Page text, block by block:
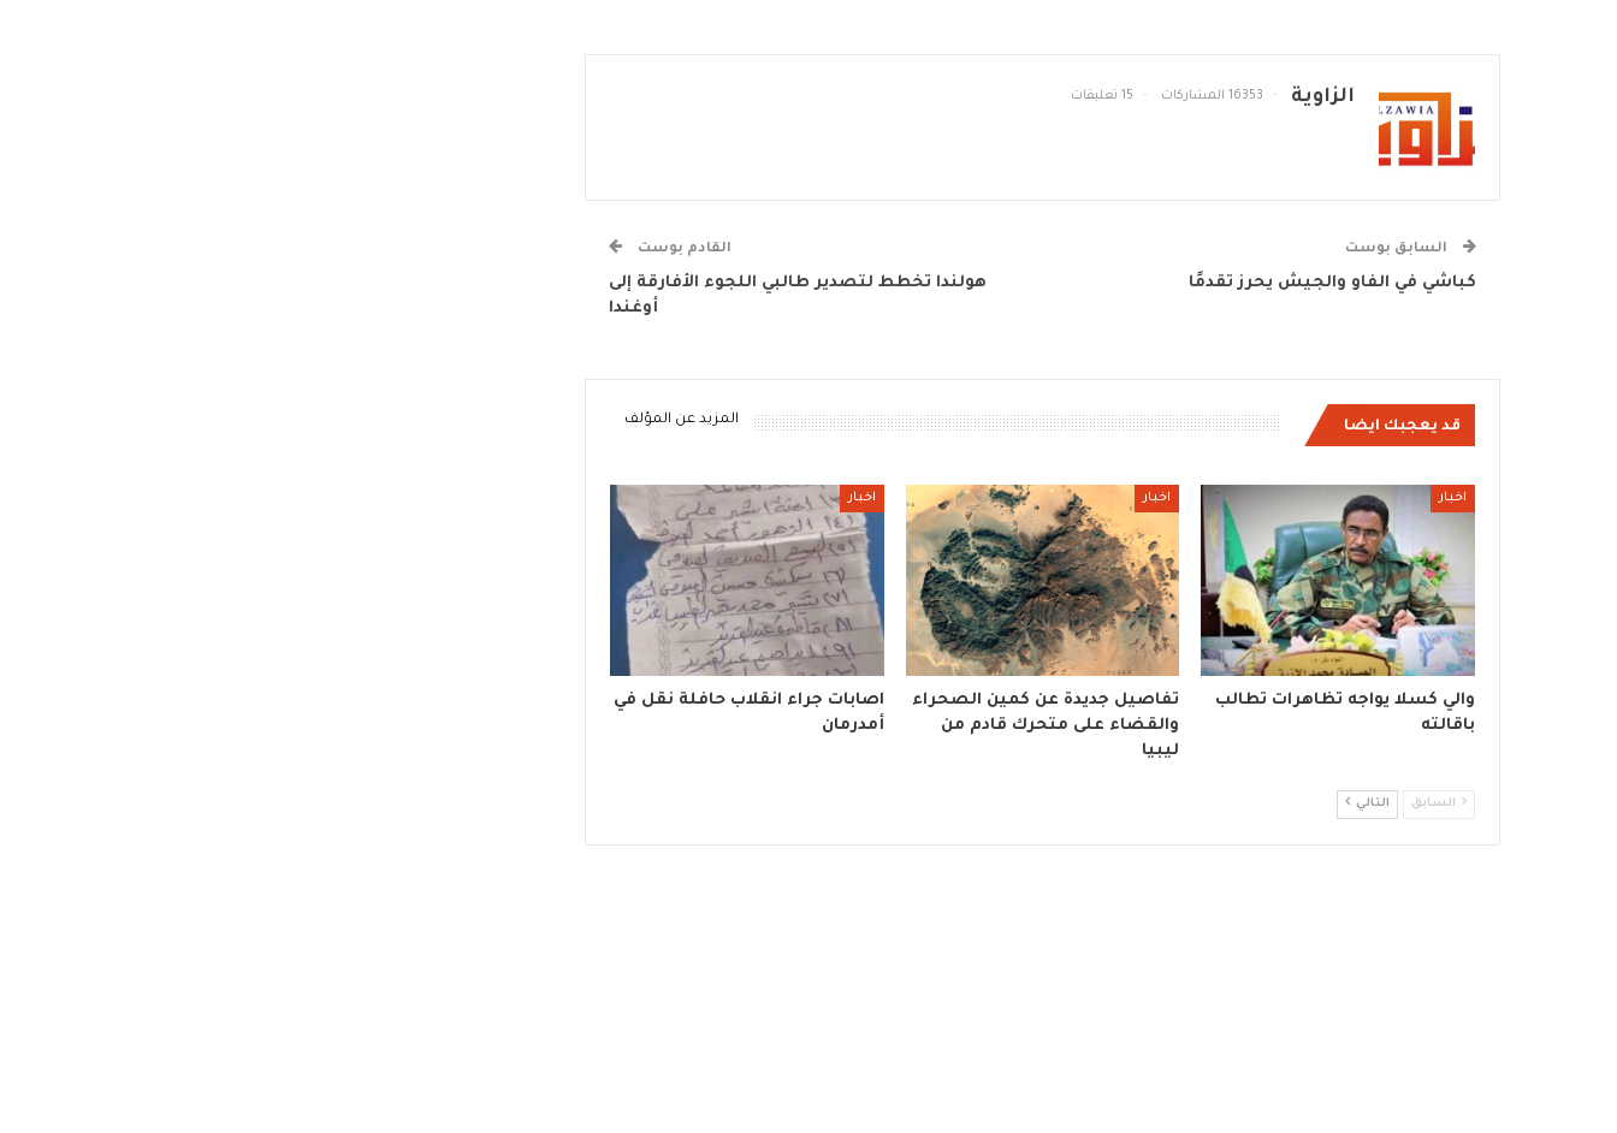
الزاوية 16353 المشاركات 15 تعليقات
السابق بوست
كباشي في الفاو والجيش يحرز تقدمًا
القادم بوست
هولندا تخطط لتصدير طالبي اللجوء الأفارقة إلى
أوغندا
قد يعجبك ايضا المزيد عن المؤلف
اخبار
والي كسلا يواجه تظاهرات تطالب
باقالته
اخبار
تفاصيل جديدة عن كمين الصحراء
والقضاء على متحرك قادم من
ليبيا
اخبار
اصابات جراء انقلاب حافلة نقل في
أمدرمان
السابق التالي